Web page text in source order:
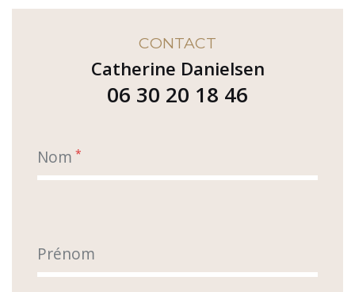
CONTACT
Catherine Danielsen
06 30 20 18 46
Nom *
Prénom